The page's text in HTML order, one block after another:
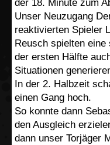
der 18. Minute zum
Unser Neuzugang
reaktivierten Spieler
Reusch spielten
der ersten Hälfte
Situationen
In der 2. Halbzeit
einen Gang hoch.
So konnte dann
den Ausgleich
dann unser Torjäger